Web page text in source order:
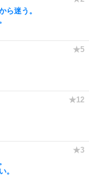
ら迷う。
。